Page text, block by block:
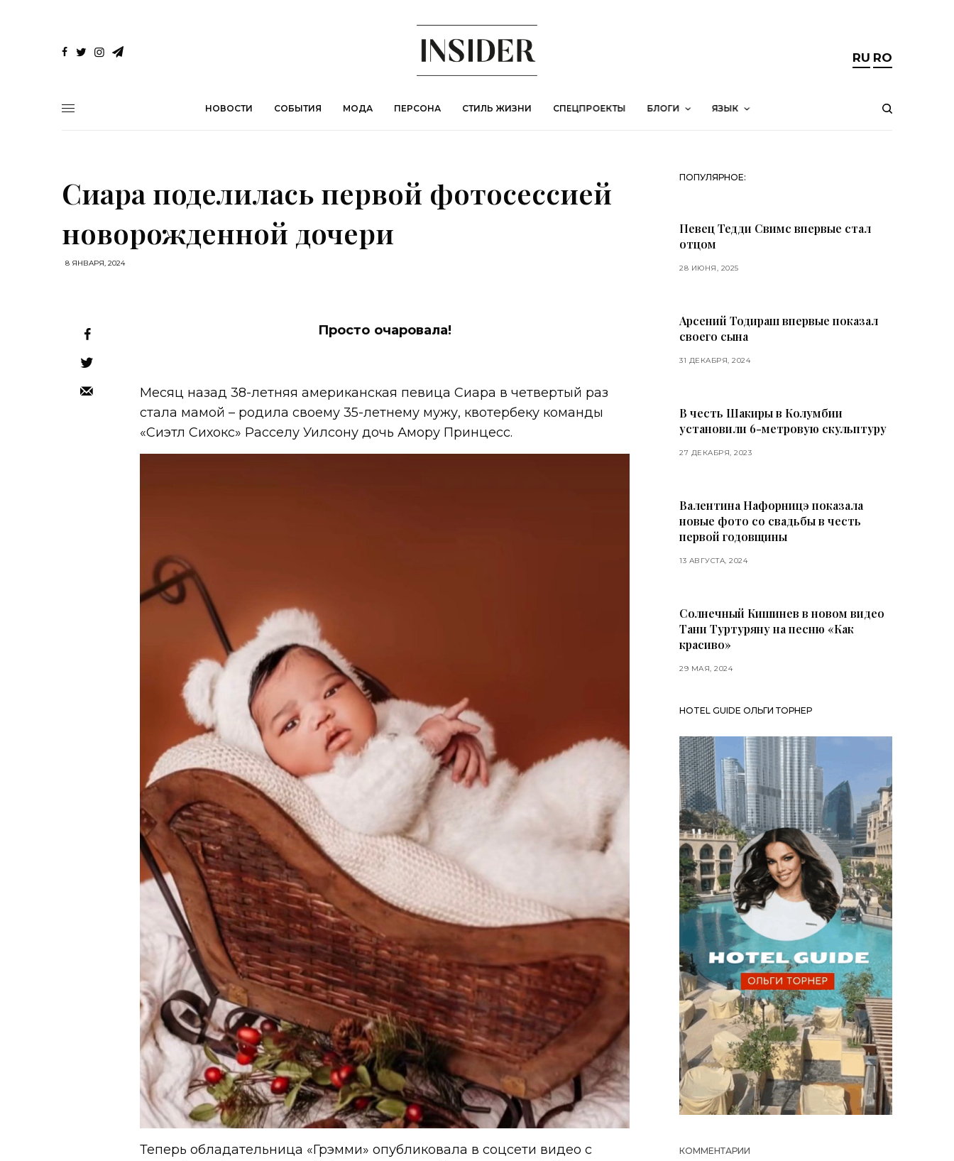
RU RO
НОВОСТИ СОБЫТИЯ МОДА ПЕРСОНА СТИЛЬ ЖИЗНИ СПЕЦПРОЕКТЫ БЛОГИ ЯЗЫК
Сиара поделилась первой фотосессией
новорожденной дочери
8 ЯНВАРЯ, 2024
Просто очаровала!
Месяц назад 38-летняя американская певица Сиара в четвертый раз
стала мамой – родила своему 35-летнему мужу, квотербеку команды
«Сиэтл Сихокс» Расселу Уилсону дочь Амору Принцесс.
Теперь обладательница «Грэмми» опубликовала в соцсети видео с
ПОПУЛЯРНОЕ:
Певец Тедди Свимс впервые стал
отцом
28 ИЮНЯ, 2025
Арсений Тодираш впервые показал
своего сына
31 ДЕКАБРЯ, 2024
В честь Шакиры в Колумбии
установили 6-метровую скульптуру
27 ДЕКАБРЯ, 2023
Валентина Нафорницэ показала
новые фото со свадьбы в честь
первой годовщины
13 АВГУСТА, 2024
Солнечный Кишинев в новом видео
Тани Туртуряну на песню «Как
красиво»
29 МАЯ, 2024
HOTEL GUIDE ОЛЬГИ ТОРНЕР
КОММЕНТАРИИ